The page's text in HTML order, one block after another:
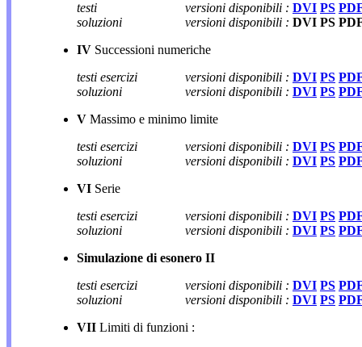
testi
versioni disponibili : DVI PS
soluzioni
versioni disponibili : DVI PS
IV Successioni numeriche
testi esercizi
versioni disponibili : DVI PS
soluzioni
versioni disponibili : DVI PS
V Massimo e minimo limite
testi esercizi
versioni disponibili : DVI PS
soluzioni
versioni disponibili : DVI PS
VI Serie
testi esercizi
versioni disponibili : DVI PS
soluzioni
versioni disponibili : DVI PS
Simulazione di esonero II
testi esercizi
versioni disponibili : DVI PS
soluzioni
versioni disponibili : DVI PS
VII Limiti di funzioni :